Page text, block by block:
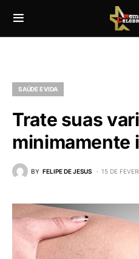
SAÚDE E VIDA
Trate suas
minimamente
BY FELIPE DE JESUS 15 DE